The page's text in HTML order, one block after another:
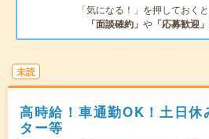
「気になる！」を押しておく
「面談確約」 や 「応募歓迎」
未読
高時給！車通勤OK！土日休
ター等